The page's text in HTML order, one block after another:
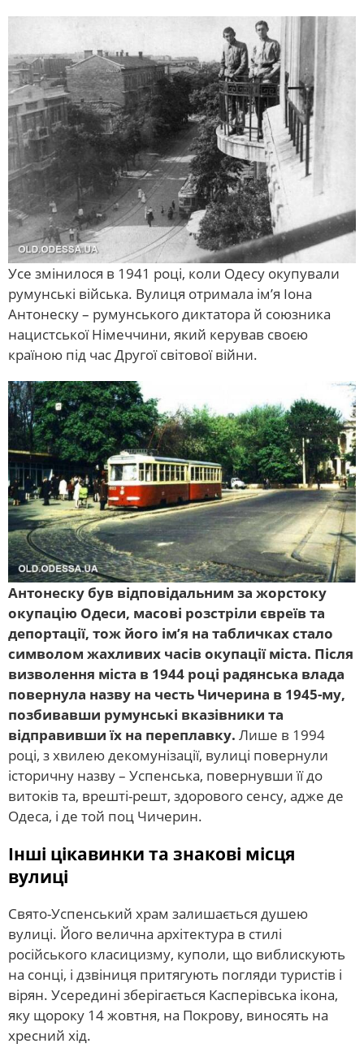
Усе змінилося в 1941 році, коли Одесу окупували
румунські війська. Вулиця отримала ім’я Іона
Антонеску – румунського диктатора й союзника
нацистської Німеччини, який керував своєю
країною під час Другої світової війни.
Антонеску був відповідальним за жорстоку
окупацію Одеси, масові розстріли євреїв та
депортації, тож його ім’я на табличках стало
символом жахливих часів окупації міста. Після
визволення міста в 1944 році радянська влада
повернула назву на честь Чичерина в 1945-му,
позбивавши румунські вказівники та
відправивши їх на переплавку. Лише в 1994
році, з хвилею декомунізації, вулиці повернули
історичну назву – Успенська, повернувши її до
витоків та, врешті-решт, здорового сенсу, адже де
Одеса, і де той поц Чичерин.
Інші цікавинки та знакові місця
вулиці
Свято-Успенський храм залишається душею
вулиці. Його велична архітектура в стилі
російського класицизму, куполи, що виблискують
на сонці, і дзвіниця притягують погляди туристів і
вірян. Усередині зберігається Касперівська ікона,
яку щороку 14 жовтня, на Покрову, виносять на
хресний хід.